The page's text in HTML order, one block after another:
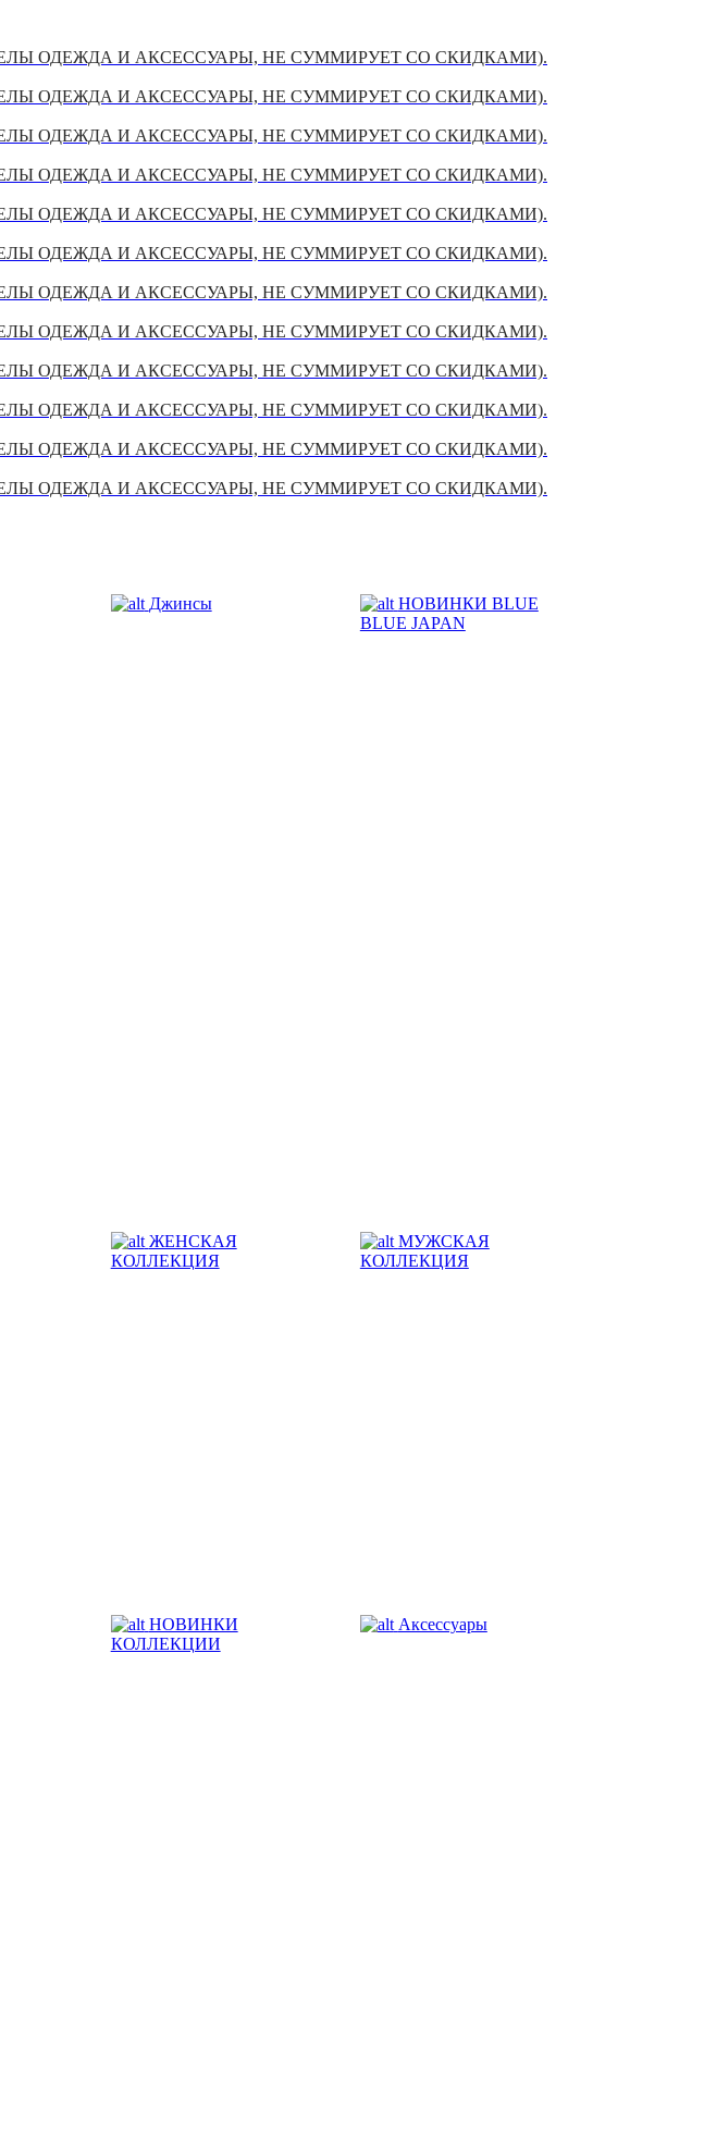
ОДЕЖДА И АКСЕССУАРЫ, НЕ СУММИРУЕТ СО СКИДКАМИ).
ОДЕЖДА И АКСЕССУАРЫ, НЕ СУММИРУЕТ СО СКИДКАМИ).
ОДЕЖДА И АКСЕССУАРЫ, НЕ СУММИРУЕТ СО СКИДКАМИ).
ОДЕЖДА И АКСЕССУАРЫ, НЕ СУММИРУЕТ СО СКИДКАМИ).
ОДЕЖДА И АКСЕССУАРЫ, НЕ СУММИРУЕТ СО СКИДКАМИ).
ОДЕЖДА И АКСЕССУАРЫ, НЕ СУММИРУЕТ СО СКИДКАМИ).
ОДЕЖДА И АКСЕССУАРЫ, НЕ СУММИРУЕТ СО СКИДКАМИ).
ОДЕЖДА И АКСЕССУАРЫ, НЕ СУММИРУЕТ СО СКИДКАМИ).
ОДЕЖДА И АКСЕССУАРЫ, НЕ СУММИРУЕТ СО СКИДКАМИ).
ОДЕЖДА И АКСЕССУАРЫ, НЕ СУММИРУЕТ СО СКИДКАМИ).
ОДЕЖДА И АКСЕССУАРЫ, НЕ СУММИРУЕТ СО СКИДКАМИ).
ОДЕЖДА И АКСЕССУАРЫ, НЕ СУММИРУЕТ СО СКИДКАМИ).
Джинсы
НОВИНКИ BLUE
BLUE JAPAN
ЖЕНСКАЯ
КОЛЛЕКЦИЯ
МУЖСКАЯ
КОЛЛЕКЦИЯ
НОВИНКИ
КОЛЛЕКЦИИ
Аксессуары